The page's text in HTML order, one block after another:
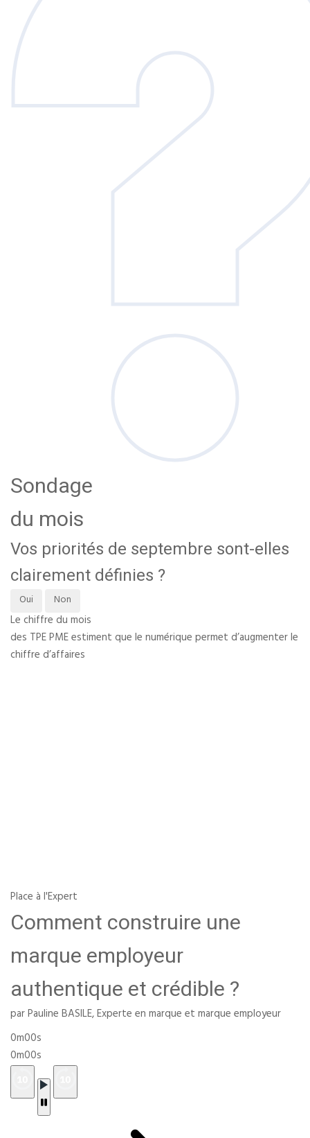
Sondage
du mois
Vos priorités de septembre sont-elles
clairement définies ?
Oui Non
Le chiffre du mois
des TPE PME estiment que le numérique permet d’augmenter le
chiffre d’affaires
Place à l'Expert
Comment construire une
marque employeur
authentique et crédible ?
par Pauline BASILE, Experte en marque et marque employeur
0m00s
0m00s